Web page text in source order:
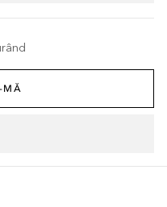
MĂ